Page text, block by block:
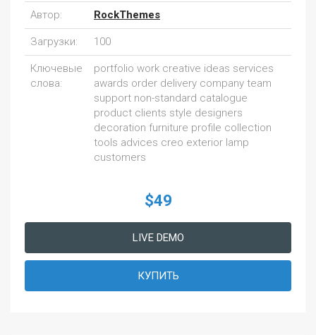
Автор: RockThemes
Загрузки: 100
Ключевые
слова:
portfolio work creative ideas services
awards order delivery company team
support non-standard catalogue
product clients style designers
decoration furniture profile collection
tools advices creo exterior lamp
customers
$49
LIVE DEMO
КУПИТЬ